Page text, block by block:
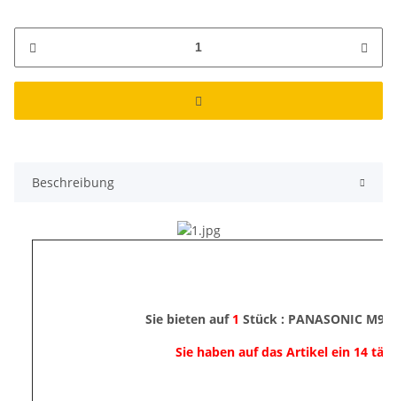
Beschreibung
Sie bieten auf 1 Stück : PANASONIC
Sie haben auf das Artikel ein 14